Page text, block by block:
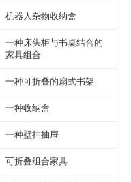
机器人杂物收纳盒
一种床头柜与书桌结合的
家具组合
一种可折叠的扇式书架
一种收纳盒
一种壁挂抽屉
可折叠组合家具